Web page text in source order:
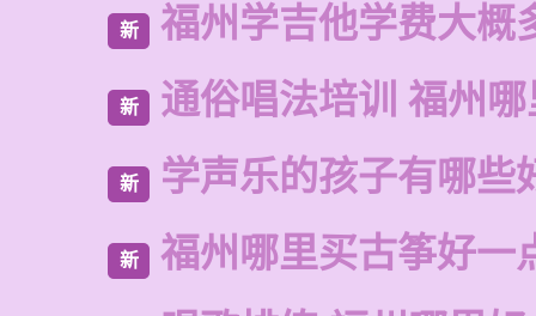
新 福州学吉他学费大概
新 通俗唱法培训 福州
新 学声乐的孩子有哪些
新
福州哪里买古筝好一